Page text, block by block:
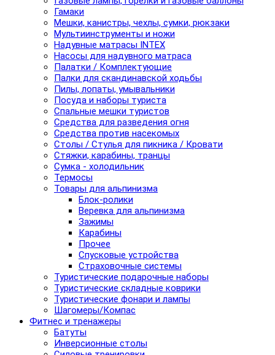
Гамаки
Мешки, канистры, чехлы, сумки, рюкзаки
Мультиинструменты и ножи
Надувные матрасы INTEX
Насосы для надувного матраса
Палатки / Комплектующие
Палки для скандинавской ходьбы
Пилы, лопаты, умывальники
Посуда и наборы туриста
Спальные мешки туристов
Средства для разведения огня
Средства против насекомых
Столы / Стулья для пикника / Кровати
Стяжки, карабины, транцы
Сумка - холодильник
Термосы
Товары для альпинизма
Блок-ролики
Веревка для альпинизма
Зажимы
Карабины
Прочее
Спусковые устройства
Страховочные системы
Туристические подарочные наборы
Туристические складные коврики
Туристические фонари и лампы
Шагомеры/Компас
Фитнес и тренажеры
Батуты
Инверсионные столы